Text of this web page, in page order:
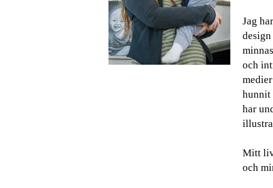
Jag
design
och
hunnit
har
Mitt
och